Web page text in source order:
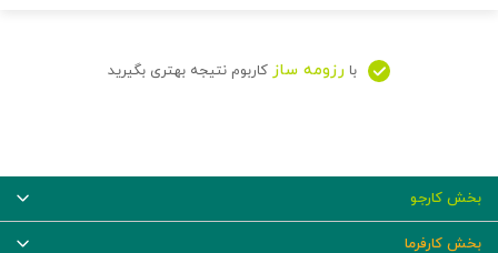
با رزومه ساز کاربوم نتیجه بهتری بگیرید
بخش کارجو
بخش کارفرما